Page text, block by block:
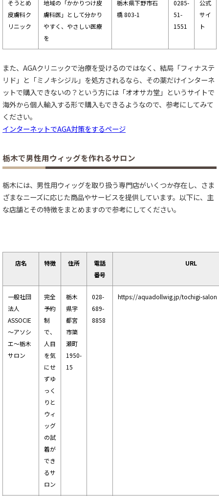
そうとめ
皮膚科ク
リニック
地域の「かかりつけ皮
膚科医」として分かり
やすく、やさしい医療
を
栃木県下野市石
橋 803-1
0285-
51-
1551
公式
サイ
ト
また、AGAクリニックで治療を受けるのではなく、結局「フィナステ
リド」と「ミノキシジル」を処方されるなら、その薬だけインターネ
ットで購入できないの？という方には「オオサカ堂」というサイトで
海外から個人輸入する形で購入もできるようなので、参考にしてみて
ください。
インターネットでAGA対策をするページ
栃木で男性用ウィッグを作れるサロン
栃木には、男性用ウィッグを取り扱う専門店がいくつか存在し、さま
ざまなニーズに応じた商品やサービスを提供しています。以下に、主
な店舗とその特徴をまとめますので参考にしてください。
店名 特徴 住所
電話
番号
URL
一般社団
法人
ASSOCIE
～アソシ
エ～栃木
サロン
完全
予約
制
で、
人目
を気
にせ
ずゆ
っく
りと
ウィ
ッグ
の試
着が
でき
るサ
ロン
栃木
県宇
都宮
市簗
瀬町
1950-
15
028-
689-
8858
https://aquadollwig.jp/tochigi-salon